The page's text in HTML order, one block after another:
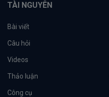
TÀI NGUYÊN
Bài viết
Câu hỏi
Videos
Thảo luận
Công cụ